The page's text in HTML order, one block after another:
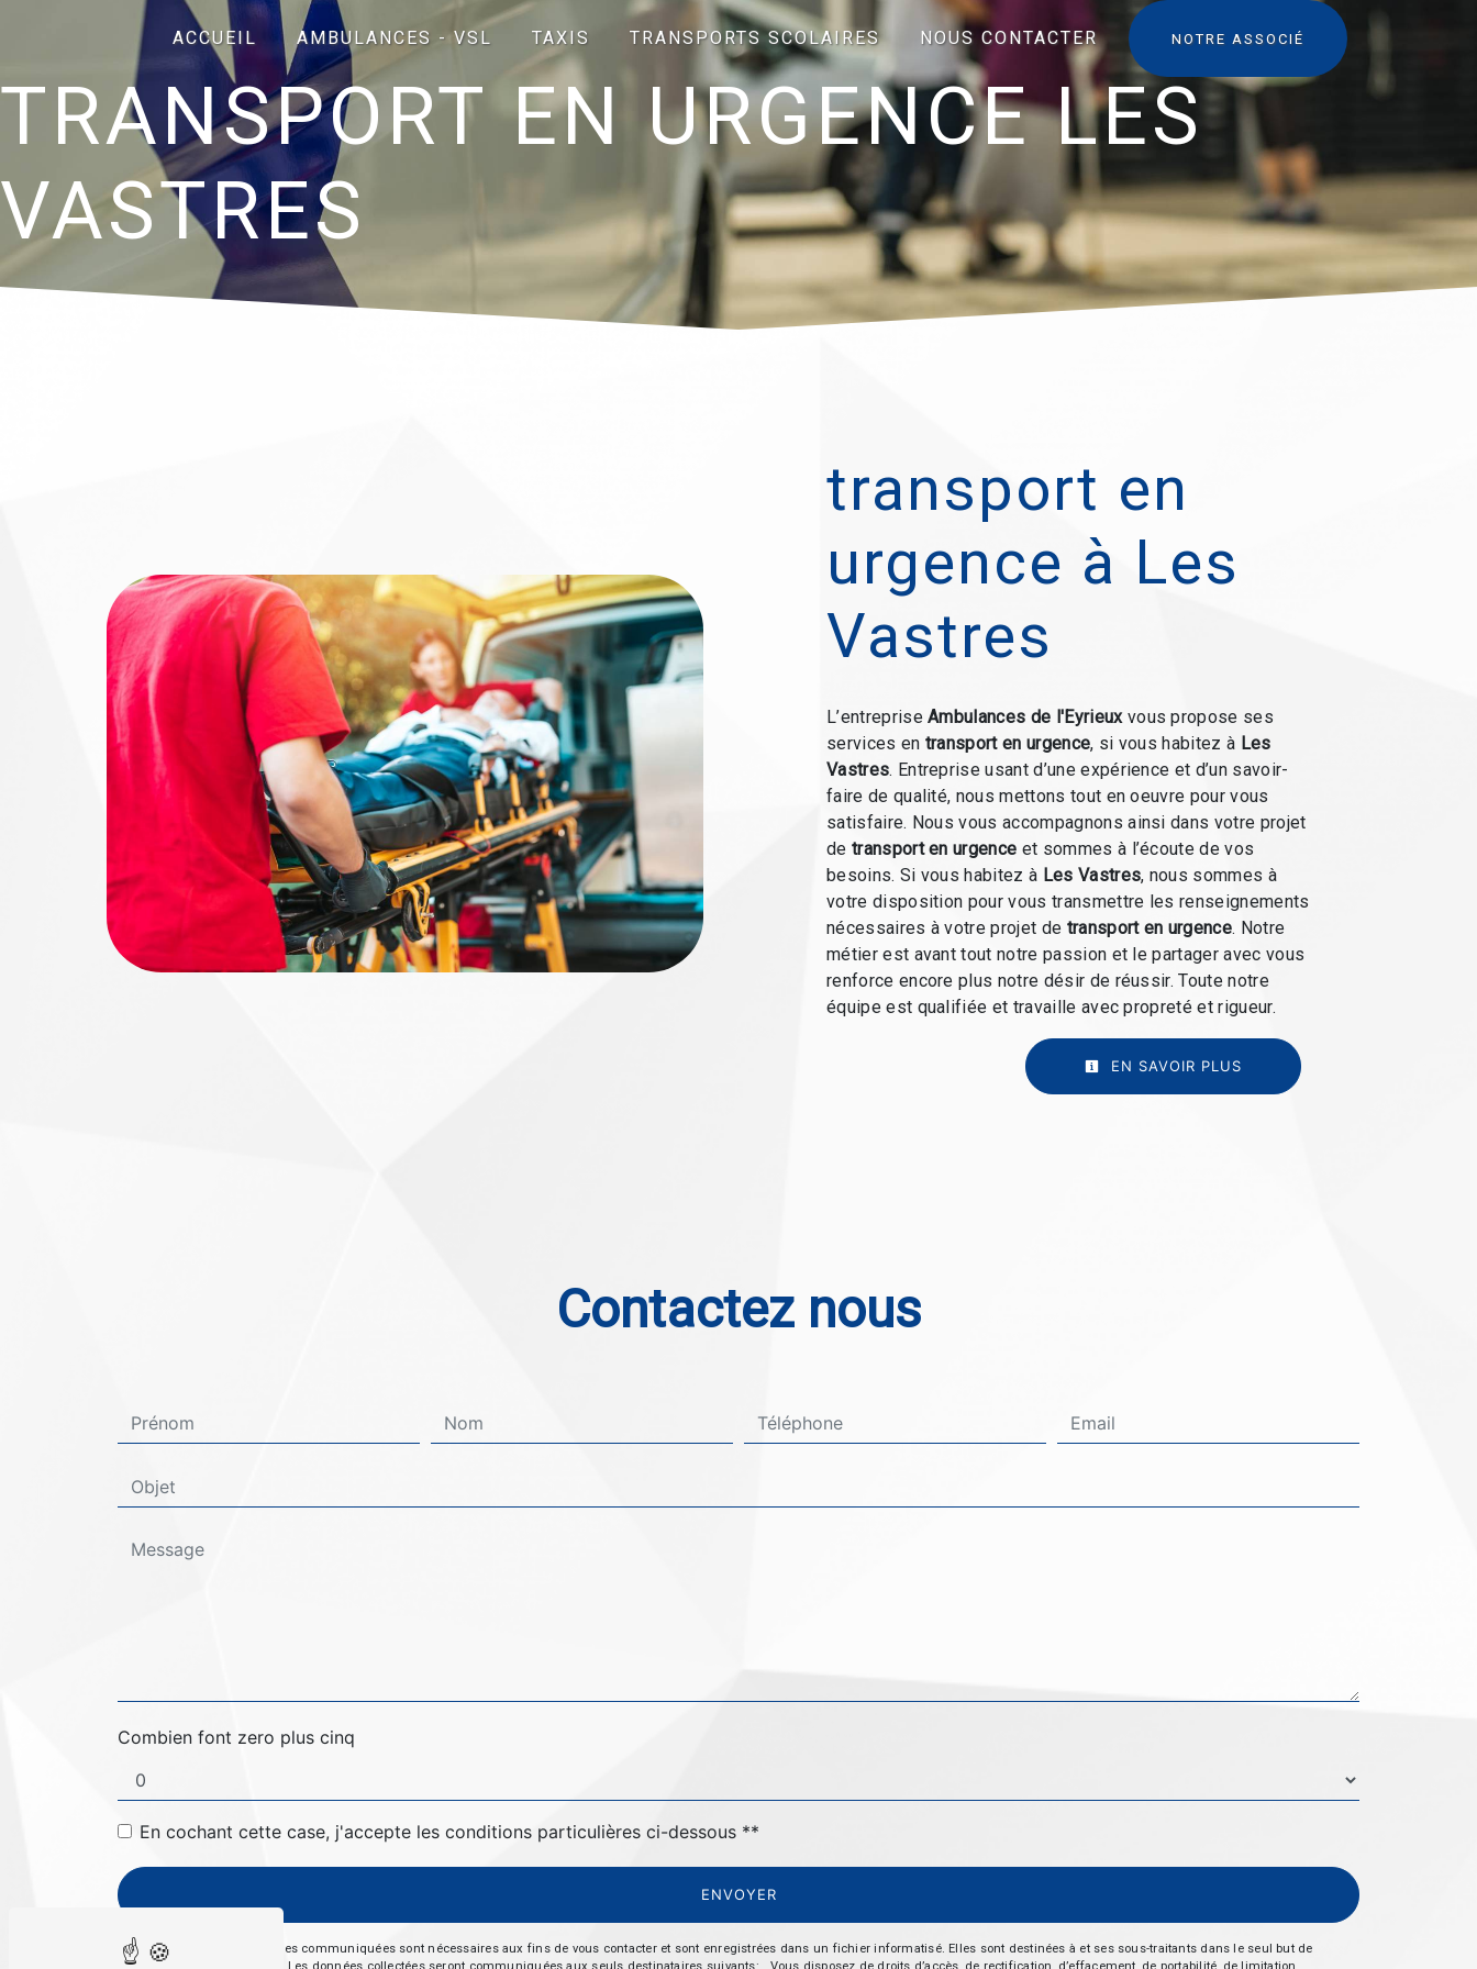
ACCUEIL AMBULANCES - VSL TAXIS TRANSPORTS SCOLAIRES NOUS CONTACTER NOTRE ASSOCIÉ
TRANSPORT EN URGENCE LES
VASTRES
transport en
urgence à Les
Vastres
L’entrepriseAmbulances de l'Eyrieuxvous propose ses
services en transport en urgence, si vous habitez à Les
Vastres. Entreprise usant d’une expérience et d’un savoir-
faire de qualité, nous mettons tout en oeuvre pour vous
satisfaire. Nous vous accompagnons ainsi dans votre projet
de transport en urgence et sommes à l’écoute de vos
besoins. Si vous habitez à Les Vastres, nous sommes à
votre disposition pour vous transmettre les renseignements
nécessaires à votre projet de transport en urgence. Notre
métier est avant tout notre passion et le partager avec vous
renforce encore plus notre désir de réussir. Toute notre
équipe est qualifiée et travaille avec propreté et rigueur.
EN SAVOIR PLUS
Contactez nous
Combien font zero plus cinq
En cochant cette case, j'accepte les conditions particulières ci-dessous **
ENVOYER
** Les données personnelles communiquées sont nécessaires aux fins de vous contacter et sont enregistrées dans un fichier informatisé. Elles sont destinées à et ses sous-traitants dans le seul but de
Panneau de gestion des cookies